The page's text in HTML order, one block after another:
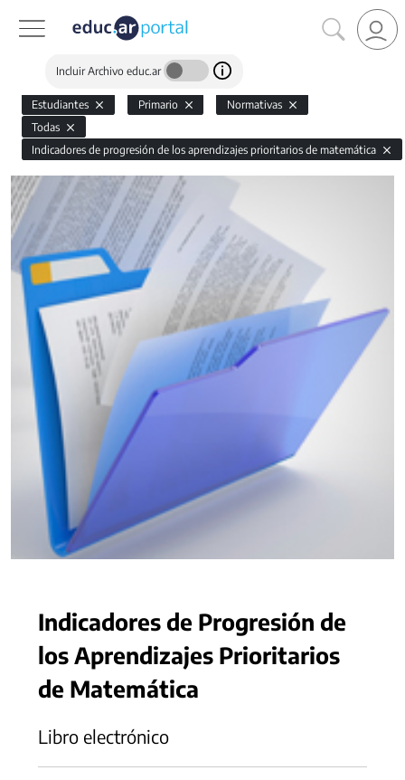
Incluir Archivo educ.ar
Estudiantes Primario
Normativas
Todas
Indicadores de progresión de los aprendizajes prioritarios de matemática
Indicadores de Progresión de
los Aprendizajes Prioritarios
de Matemática
Libro electrónico